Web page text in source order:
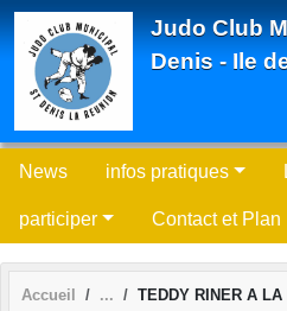
Judo Club
Denis - Ile
News infos pratiques
participer Contact et Plan
Accueil TEDDY RINER A
Panneau de gestion des cookies